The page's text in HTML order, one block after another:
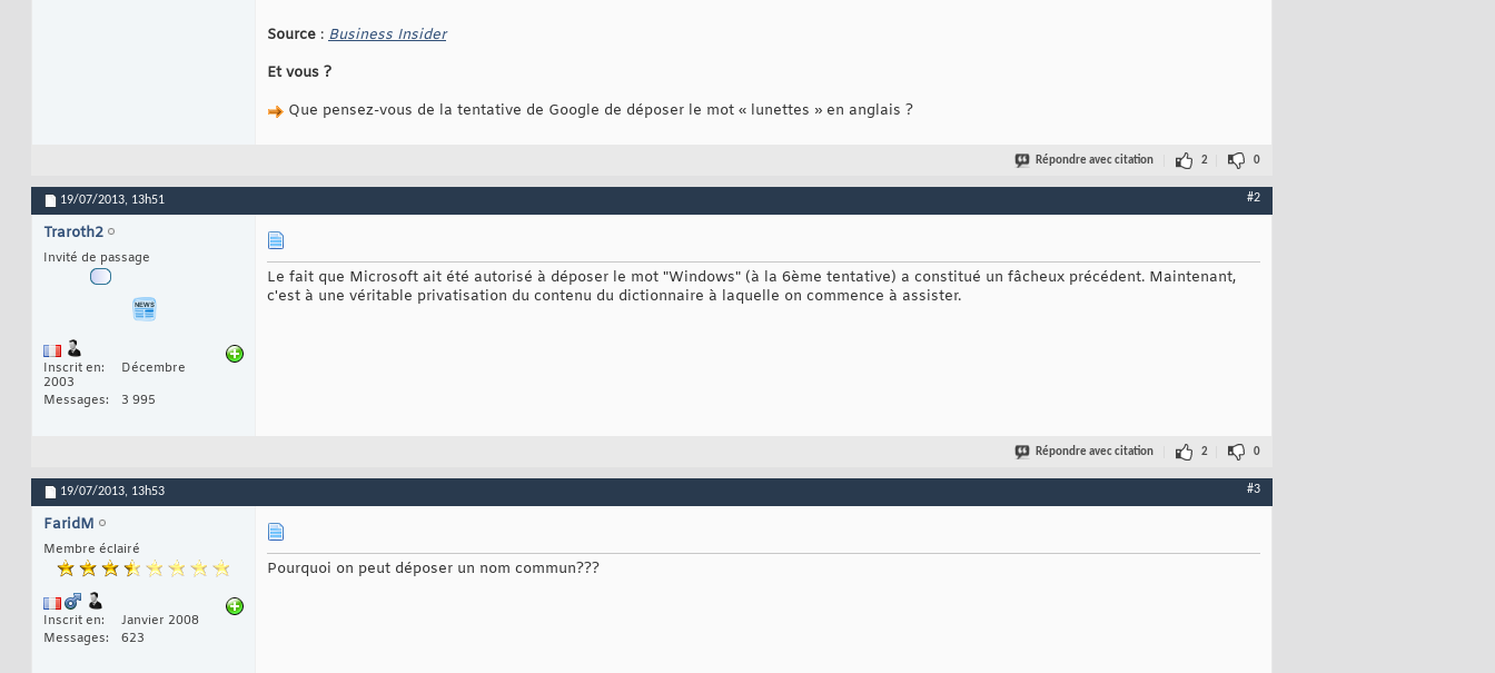
Source : Business Insider
Et vous ?
Que pensez-vous de la tentative de Google de déposer le mot « lunettes » en anglais ?
Répondre avec citation 2 0
19/07/2013, 13h51 #2
Traroth2
Invité de passage
Inscrit en
Décembre
2003
Messages
3 995
Le fait que Microsoft ait été autorisé à déposer le mot "Windows" (à la 6ème tentative) a constitué un fâcheux précédent. Maintenant,
c'est à une véritable privatisation du contenu du dictionnaire à laquelle on commence à assister.
Répondre avec citation 2 0
19/07/2013, 13h53 #3
FaridM
Membre éclairé
Inscrit en
Janvier 2008
Messages
623
Pourquoi on peut déposer un nom commun???